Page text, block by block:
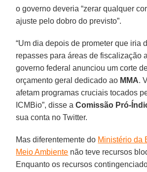
o governo deveria “zerar qualquer
ajuste pelo dobro do previsto”.
“Um dia depois de prometer que iria
repasses para áreas de fiscalização
governo federal anunciou um corte
orçamento geral dedicado ao MMA.
afetam programas cruciais tocados
ICMBio”, disse aComissão Pró-
sua conta no Twitter.
Mas diferentemente do Ministério da
Meio Ambiente não teve recursos
Enquanto os recursos